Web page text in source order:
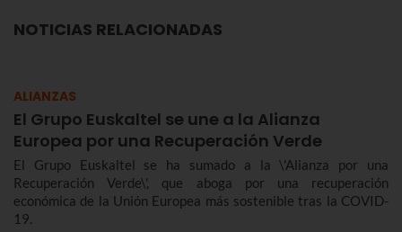
NOTICIAS RELACIONADAS
ALIANZAS
El Grupo Euskaltel se une a la Alianza
Europea por una Recuperación Verde
El Grupo Euskaltel se ha sumado a la \'Alianza por una
Recuperación Verde\', que aboga por una recuperación
económica de la Unión Europea más sostenible tras la COVID-
19.